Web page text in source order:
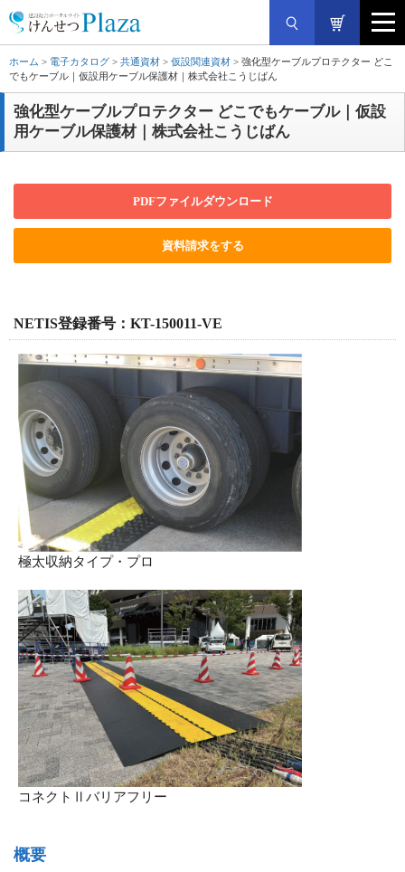
ホーム > 電子カタログ > 共通資材 > 仮設関連資材 > 強化型ケーブルプロテクター どこ
でもケーブル｜仮設用ケーブル保護材｜株式会社こうじばん
強化型ケーブルプロテクター どこでもケーブル｜仮設
用ケーブル保護材｜株式会社こうじばん
PDFファイルダウンロード
資料請求をする
NETIS登録番号：KT-150011-VE
極太収納タイプ・プロ
コネクトⅡバリアフリー
概要